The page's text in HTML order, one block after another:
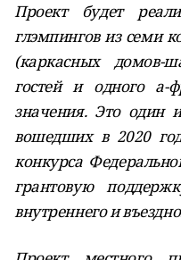
Проект будет
глэмпингов из семи
(каркасных домов-
гостей и одного а-
значения. Это один
вошедших в 2020
конкурса
грантовую
внутреннего и